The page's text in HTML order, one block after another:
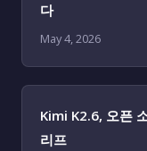
다
May 4, 2026
Kimi K2.6, 오픈
리프